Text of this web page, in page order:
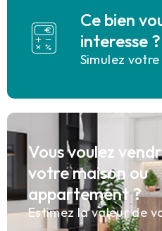
Ce bien
interesse ?
Simulez
Vous voulez
votre maison ou
appartement ?
Estimez la valeur de